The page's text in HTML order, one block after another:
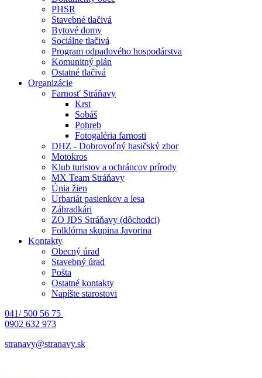
PHSR
Stavebné tlačivá
Bytové domy
Sociálne tlačivá
Program odpadového hospodárstva
Komunitný plán
Ostatné tlačivá
Organizácie
Farnosť Stráňavy
Krst
Sobáš
Pohreb
Fotogaléria farnosti
DHZ - Dobrovoľný hasičský zbor
Motokros
Klub turistov a ochráncov prírody
MX Team Stráňavy
Únia žien
Urbariát pasienkov a lesa
Záhradkári
ZO JDS Stráňavy (dôchodci)
Folklórna skupina Javorina
Kontakty
Obecný úrad
Stavebný úrad
Pošta
Ostatné kontakty
Napíšte starostovi
041/ 500 56 75
0902 632 973
stranavy@stranavy.sk